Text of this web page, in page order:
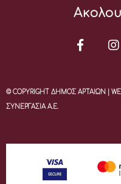
© COPYRIGHT ΔΗΜΟΣ ΑΡΤΑΙΩΝ |
ΣΥΝΕΡΓΑΣΙΑ Α.Ε.